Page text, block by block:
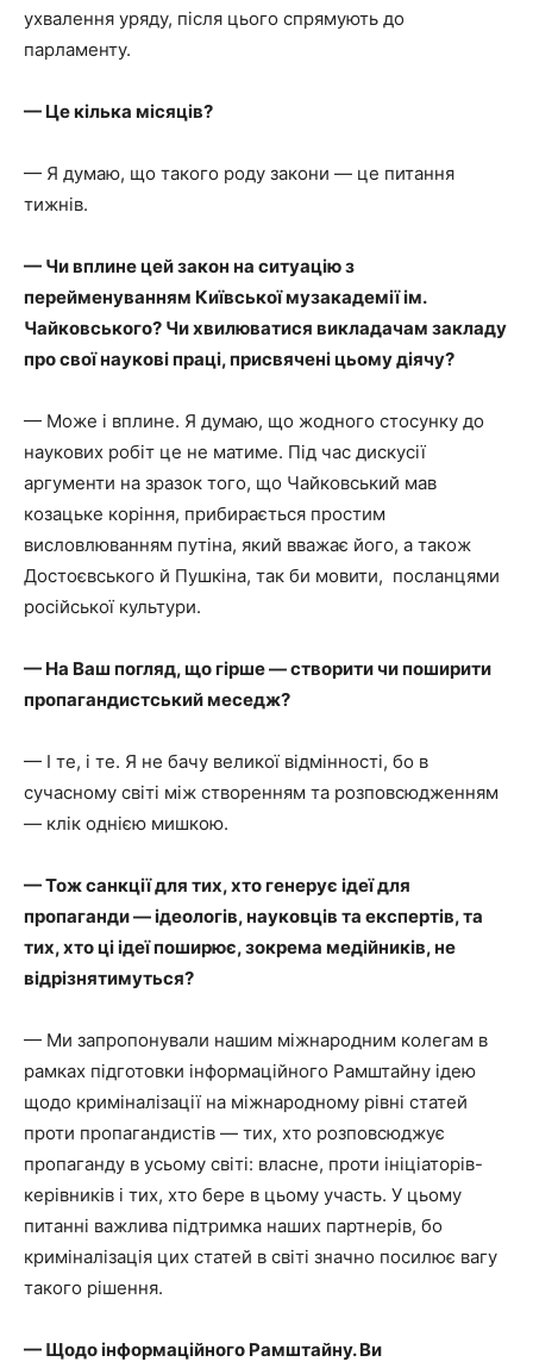
ухвалення уряду, після цього спрямують до
парламенту.
— Це кілька місяців?
— Я думаю, що такого роду закони — це питання
тижнів.
— Чи вплине цей закон на ситуацію з
перейменуванням Київської музакадемії ім.
Чайковського? Чи хвилюватися викладачам закладу
про свої наукові праці, присвячені цьому діячу?
— Може і вплине. Я думаю, що жодного стосунку до
наукових робіт це не матиме. Під час дискусії
аргументи на зразок того, що Чайковський мав
козацьке коріння, прибирається простим
висловлюванням путіна, який вважає його, а також
Достоєвського й Пушкіна, так би мовити, посланцями
російської культури.
— На Ваш погляд, що гірше — створити чи поширити
пропагандистський меседж?
— І те, і те. Я не бачу великої відмінності, бо в
сучасному світі між створенням та розповсюдженням
— клік однією мишкою.
— Тож санкції для тих, хто генерує ідеї для
пропаганди — ідеологів, науковців та експертів, та
тих, хто ці ідеї поширює, зокрема медійників, не
відрізнятимуться?
— Ми запропонували нашим міжнародним колегам в
рамках підготовки інформаційного Рамштайну ідею
щодо криміналізації на міжнародному рівні статей
проти пропагандистів — тих, хто розповсюджує
пропаганду в усьому світі: власне, проти ініціаторів-
керівників і тих, хто бере в цьому участь. У цьому
питанні важлива підтримка наших партнерів, бо
криміналізація цих статей в світі значно посилює вагу
такого рішення.
— Щодо інформаційного Рамштайну. Ви